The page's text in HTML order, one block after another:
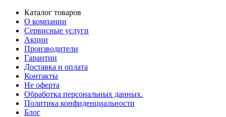
Каталог товаров
О компании
Сервисные услуги
Акции
Производители
Гарантии
Доставка и оплата
Контакты
Не оферта
Обработка персональных данных.
Политика конфиденциальности
Блог